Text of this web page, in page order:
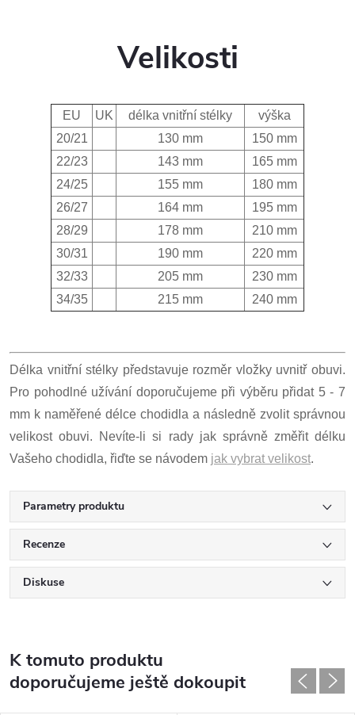
Velikosti
EU UK délka vnitřní stélky
výška
20/21
130 mm
150 mm
22/23
143 mm
165 mm
24/25
155 mm
180 mm
26/27
164 mm
195 mm
28/29
178 mm
210 mm
30/31
190 mm
220 mm
32/33
205 mm
230 mm
34/35
215 mm 240 mm
Délka vnitřní stélky představuje rozměr vložky uvnitř obuvi.
Pro pohodlné užívání doporučujeme při výběru přidat 5 - 7
mm k naměřené délce chodidla a následně zvolit správnou
velikost obuvi. Nevíte-li si rady jak správně změřit délku
Vašeho chodidla, řiďte se návodem jak vybrat velikost.
Parametry produktu
Recenze
Diskuse
K tomuto produktu
doporučujeme ještě dokoupit